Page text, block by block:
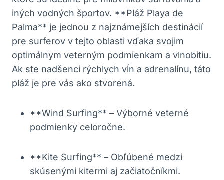
iných vodných športov. **Pláž Playa de
Palma** je jednou z najznámejších destinácií
pre surferov v tejto oblasti vďaka svojim
optimálnym veterným podmienkam a vlnobitiu.
Ak ste nadšenci rýchlych vĺn a adrenalínu, táto
pláž je pre vás ako stvorená.
**Wind Surfing** – Výborné veterné
podmienky celoročne.
**Kite Surfing** – Obľúbené medzi
skúsenými kitermi aj začiatočníkmi.